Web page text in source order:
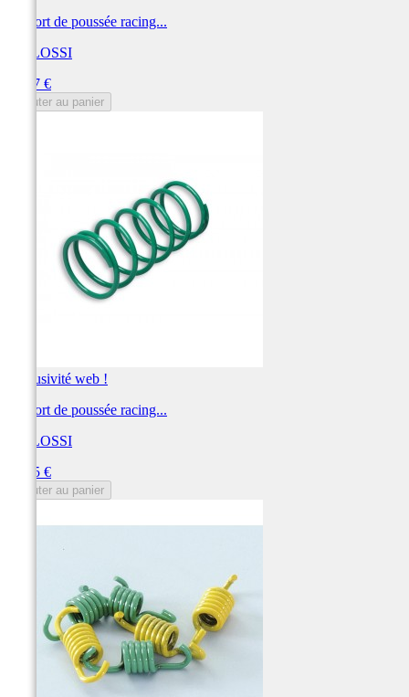
Ressort de poussée racing...
MALOSSI
21,77 €
Ajouter au panier
Exclusivité web !
Ressort de poussée racing...
MALOSSI
21,65 €
Ajouter au panier